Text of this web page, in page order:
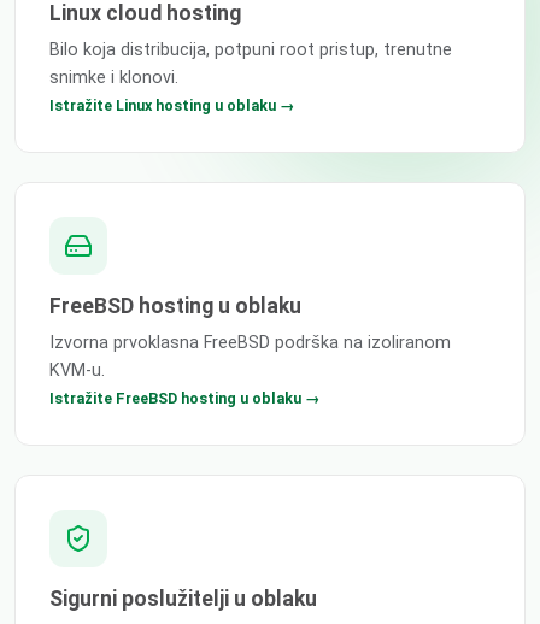
Linux cloud hosting
Bilo koja distribucija, potpuni root pristup, trenutne
snimke i klonovi.
Istražite Linux hosting u oblaku →
FreeBSD hosting u oblaku
Izvorna prvoklasna FreeBSD podrška na izoliranom
KVM-u.
Istražite FreeBSD hosting u oblaku →
Sigurni poslužitelji u oblaku